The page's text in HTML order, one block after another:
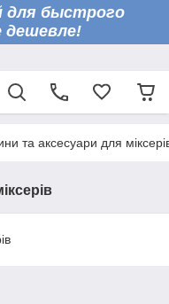
для быстрого
та аксесуари для